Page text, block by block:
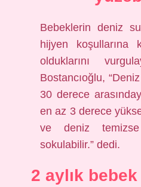
Bebeklerin deniz
hijyen koşullarına
olduklarını
Bostancıoğlu,
30 derece
en az 3 derece
ve deniz
sokulabilir.” dedi.
2 aylık